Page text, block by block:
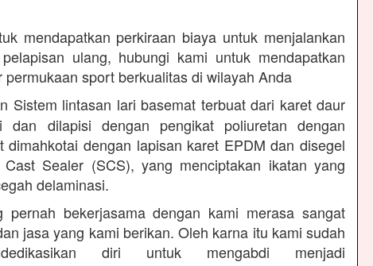
mendapatkan perkiraan biaya untuk menjalankan
ulang, hubungi kami untuk mendapatkan
permukaan sport berkualitas di wilayah Anda
Sistem lintasan lari basemat terbuat dari karet daur
dan dilapisi dengan pengikat poliuretan dengan
dimahkotai dengan lapisan karet EPDM dan disegel
Cast Sealer (SCS), yang menciptakan ikatan yang
delaminasi.
pernah bekerjasama dengan kami merasa sangat
jasa yang kami berikan. Oleh karna itu kami sudah
diri untuk mengabdi menjadi